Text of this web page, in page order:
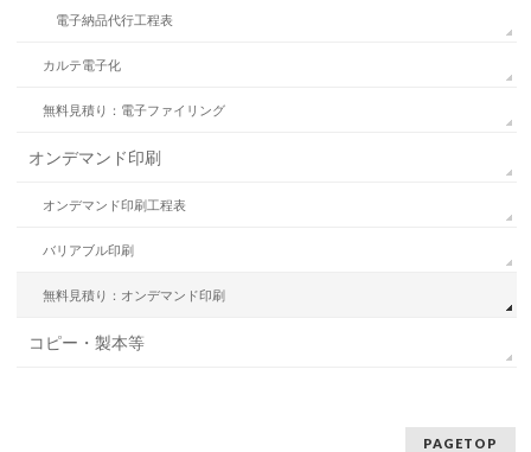
電子納品代行工程表
カルテ電子化
無料見積り：電子ファイリング
オンデマンド印刷
オンデマンド印刷工程表
バリアブル印刷
無料見積り：オンデマンド印刷
コピー・製本等
PAGETOP